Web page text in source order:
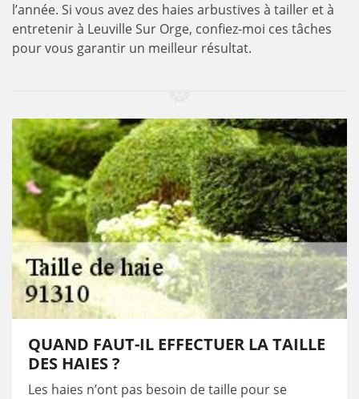
l’année. Si vous avez des haies arbustives à tailler et à
entretenir à Leuville Sur Orge, confiez-moi ces tâches
pour vous garantir un meilleur résultat.
QUAND FAUT-IL EFFECTUER LA TAILLE
DES HAIES ?
Les haies n’ont pas besoin de taille pour se